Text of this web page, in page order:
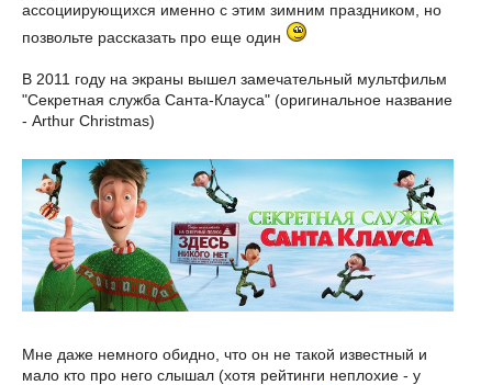
ассоциирующихся именно с этим зимним праздником, но
позвольте рассказать про еще один
В 2011 году на экраны вышел замечательный мультфильм
"Секретная служба Санта-Клауса" (оригинальное название
- Arthur Christmas)
Мне даже немного обидно, что он не такой известный и
мало кто про него слышал (хотя рейтинги неплохие - у